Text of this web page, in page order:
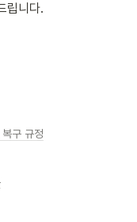
립니다.
구 규정